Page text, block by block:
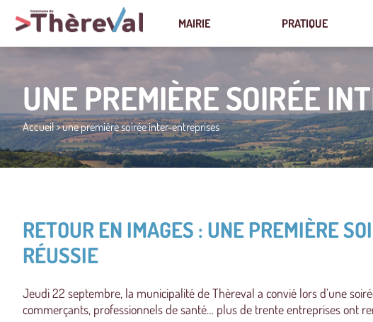
MAIRIE PRATIQUE
UNE PREMIÈRE SOIRÉE
Accueil>une première soirée inter-entreprises
RETOUR EN IMAGES : UNE PREMIÈRE
RÉUSSIE
Jeudi 22 septembre, la municipalité de Thèreval a convié lors d’une
commerçants, professionnels de santé… plus de trente entreprises ont